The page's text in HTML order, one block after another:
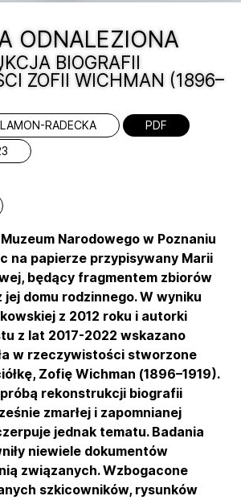
ODNALEZIONA
BIOGRAFII
ZOFII WICHMAN (1896–
RADECKA
PDF
Narodowego w Poznaniu
na papierze przypisywany Marii
będący fragmentem zbiorów
domu rodzinnego. W wyniku
z 2012 roku i autorki
z lat 2017-2022 wskazano
w rzeczywistości stworzone
Zofię Wichman (1896–1919).
rekonstrukcji biografii
zmarłej i zapomnianej
jednak tematu. Badania
niewiele dokumentów
związanych. Wzbogacone
szkicowników, rysunków